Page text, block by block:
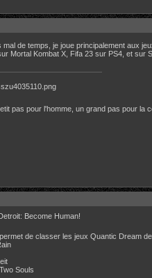
mal de temps, je joue principalement aux
Mortal Kombat X, Fifa 23 sur PS4, et sur
pas pour l'homme, un grand pas pour la
Become Human!
de classer les jeux Quantic Dream
Souls